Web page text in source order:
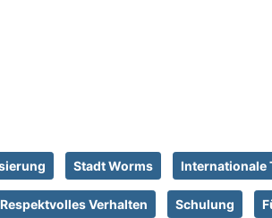
Stadt Worms Internationale
Respektvolles Verhalten Schulung